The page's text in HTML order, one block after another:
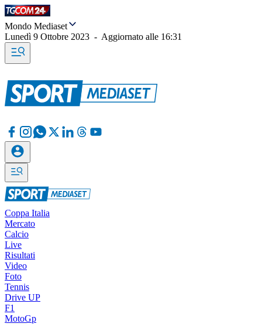
Mondo Mediaset
Lunedì 9 Ottobre 2023 - Aggiornato alle 16:31
Coppa Italia
Mercato
Calcio
Live
Risultati
Video
Foto
Tennis
Drive UP
F1
MotoGp